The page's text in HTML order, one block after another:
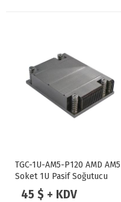
TGC-1U-AM5-P120 AMD AM5
Soket 1U Pasif Soğutucu
120W
45 $ + KDV